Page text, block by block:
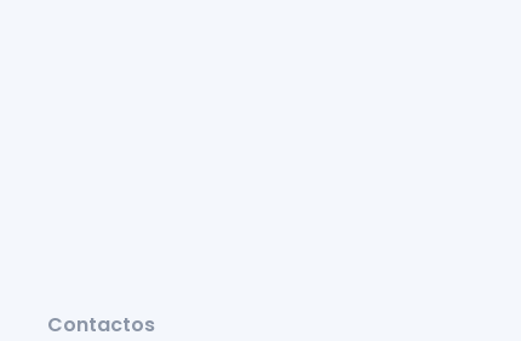
Contactos